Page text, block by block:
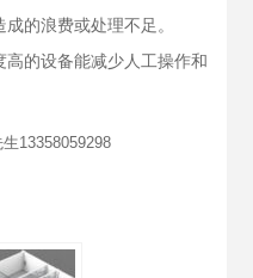
的浪费或处理不足。
高的设备能减少人工操作和
13358059298